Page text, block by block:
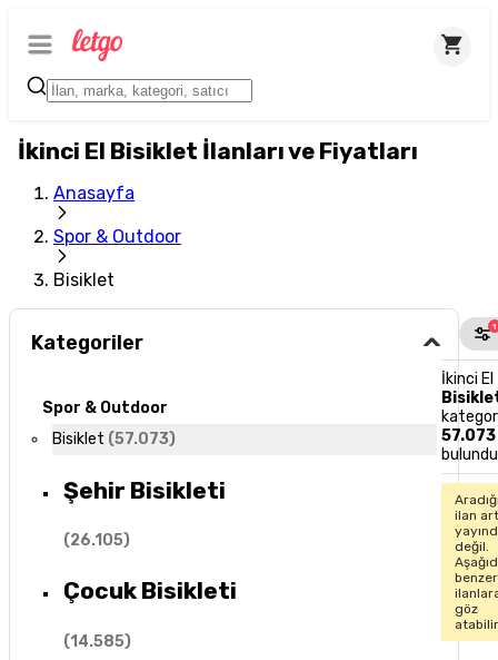
İkinci El Bisiklet İlanları ve Fiyatları
Anasayfa
Spor & Outdoor
Bisiklet
Kategoriler
Spor & Outdoor
Bisiklet (57.073)
Şehir Bisikleti
(26.105)
Çocuk Bisikleti
(14.585)
1
İkinci El
57.073
bulundu
ilan
değil.
benzer
göz